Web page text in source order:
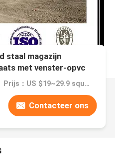
staal magazijn
met venster-opvc
Prijs：US $19~29.9 square meter
Contacteer ons